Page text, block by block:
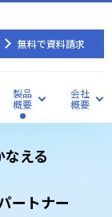
製品
概要
会社
概要
無料で資料請求
える
ートナー